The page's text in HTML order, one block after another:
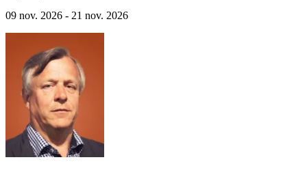
09 nov. 2026 - 21 nov. 2026